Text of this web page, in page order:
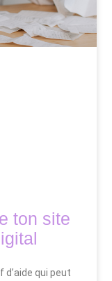
ton site
d’aide qui peut